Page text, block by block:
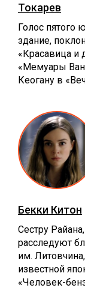
Токарев
Голос пятого
здание,
«Красавица и
«Мемуары
Кеогану в
Бекки Китон
Сестру
расследуют
им.
известной
«Человек-